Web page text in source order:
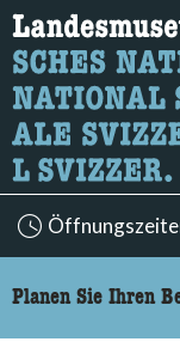
Wonach
Hier können Sie
Planen Sie Ihren